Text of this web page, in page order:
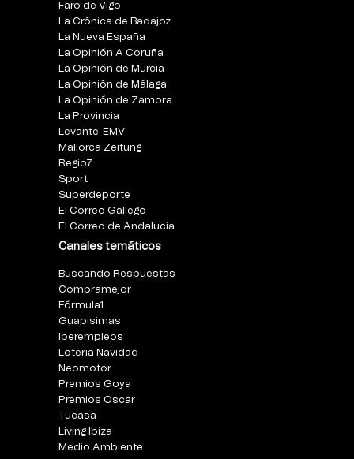
Faro de Vigo
La Crónica de Badajoz
La Nueva España
La Opinión A Coruña
La Opinión de Murcia
La Opinión de Málaga
La Opinión de Zamora
La Provincia
Levante-EMV
Mallorca Zeitung
Regio7
Sport
Superdeporte
El Correo Gallego
El Correo de Andalucia
Canales temáticos
Buscando Respuestas
Compramejor
Fórmula1
Guapisimas
Iberempleos
Loteria Navidad
Neomotor
Premios Goya
Premios Oscar
Tucasa
Living Ibiza
Medio Ambiente